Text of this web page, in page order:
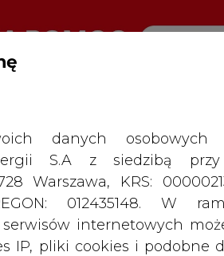
danych osobowych
S.A z siedzibą
Warszawa, KRS:
012435148. W
internetowych
IP, pliki cookies i podobne